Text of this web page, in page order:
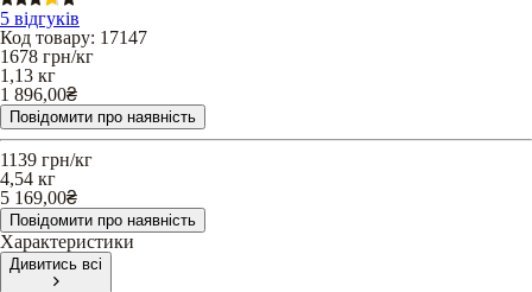
5 відгуків
Код товару: 17147
1678 грн/кг
1,13 кг
1 896,00₴
Повідомити про наявність
1139 грн/кг
4,54 кг
5 169,00₴
Повідомити про наявність
Характеристики
Дивитись всі